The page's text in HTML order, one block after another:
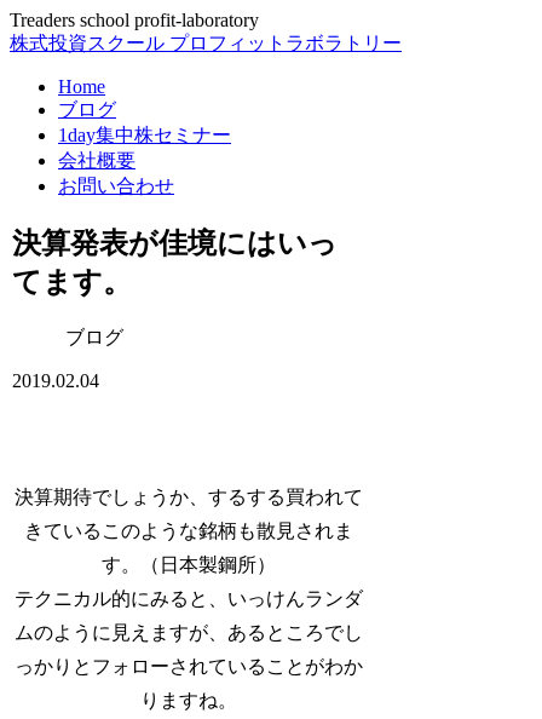
Treaders school profit-laboratory
株式投資スクール プロフィットラボラトリー
Home
ブログ
1day集中株セミナー
会社概要
お問い合わせ
決算発表が佳境にはいっ
てます。
ブログ
2019.02.04
決算期待でしょうか、するする買われて
きているこのような銘柄も散見されま
す。（日本製鋼所）
テクニカル的にみると、いっけんランダ
ムのように見えますが、あるところでし
っかりとフォローされていることがわか
りますね。